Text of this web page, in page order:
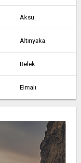
Aksu
Altınyaka
Belek
Elmalı
Güneycik
Kaş